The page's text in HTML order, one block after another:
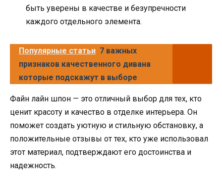
быть уверены в качестве и безупречности
каждого отдельного элемента.
Популярные статьи 7 важных
признаков качественного дивана
которые подскажут в выборе
Файн лайн шпон — это отличный выбор для тех, кто
ценит красоту и качество в отделке интерьера. Он
поможет создать уютную и стильную обстановку, а
положительные отзывы от тех, кто уже использовал
этот материал, подтверждают его достоинства и
надежность.